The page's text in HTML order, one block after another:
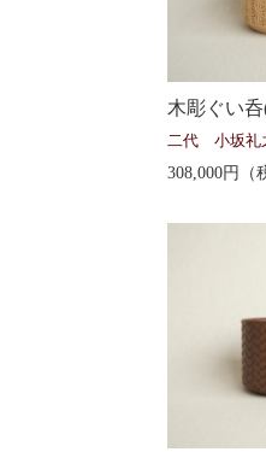
木彫ぐい
二代 小坂礼
308,000円（